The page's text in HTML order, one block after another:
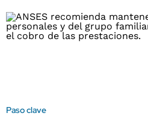
Paso clave